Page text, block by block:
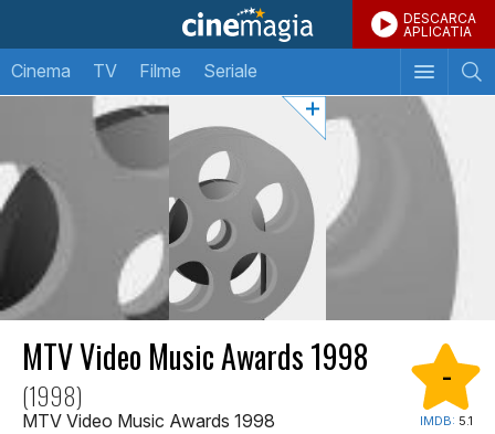
DESCARCA
APLICATIA
Cinema TV Filme Seriale
MTV Video Music Awards 1998
(1998)
MTV Video Music Awards 1998
-
IMDB: 5.1